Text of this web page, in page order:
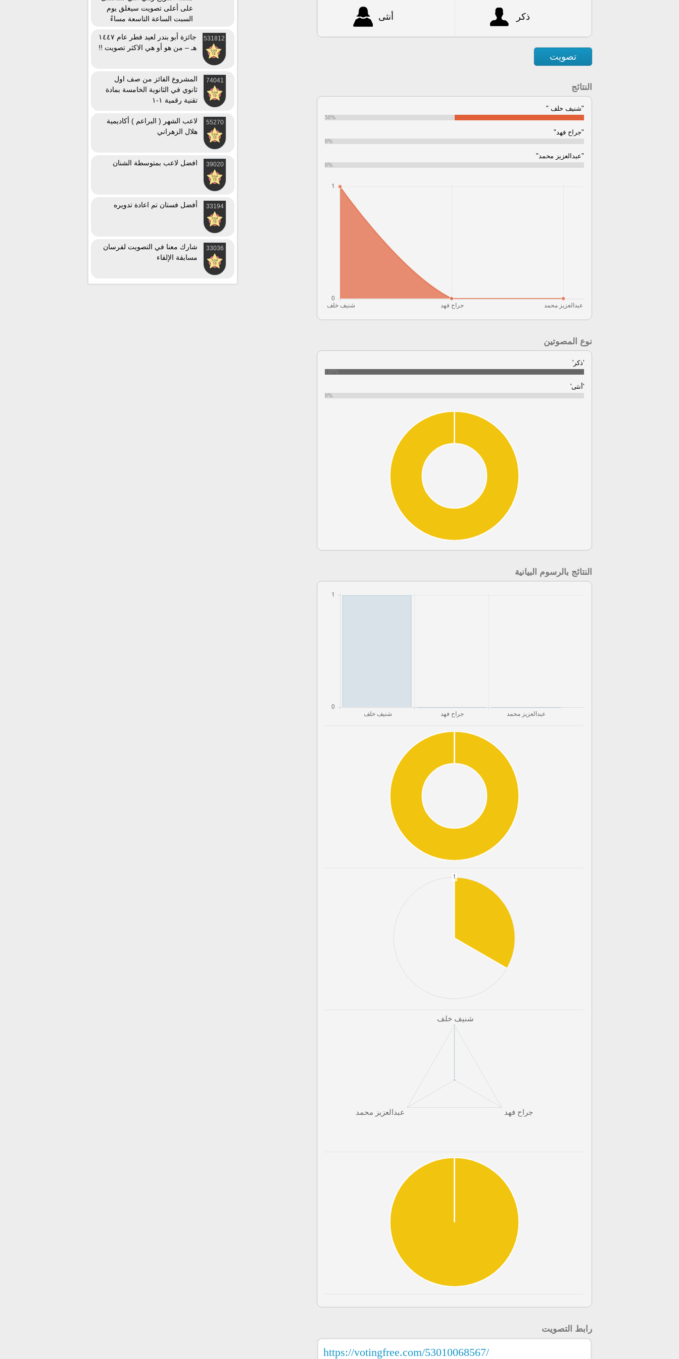
ذكر أنثى
تصويت
النتائج
"شنيف خلف "
50%
"جراح فهد"
0%
"عبدالعزيز محمد"
0%
نوع المصوتين
'ذكر'
100%
'أنثى'
0%
النتائج بالرسوم البيانية
رابط التصويت
على أعلى تصويت سيغلق يوم
السبت الساعة التاسعة مساءً
531812
جائزة أبو بندر لعيد فطر عام ١٤٤٧
هـ – من هو أو هي الاكثر تصويت !!
74041
المشروع الفائز من صف اول
ثانوي في الثانوية الخامسة بمادة
تقنية رقمية ١-١
55270
لاعب الشهر ( البراعم ) أكاديمية
هلال الزهراني
39020 افضل لاعب بمتوسطة الشنان
33194 أفضل فستان تم اعادة تدويره
33036
شارك معنا في التصويت لفرسان
مسابقة الإلقاء